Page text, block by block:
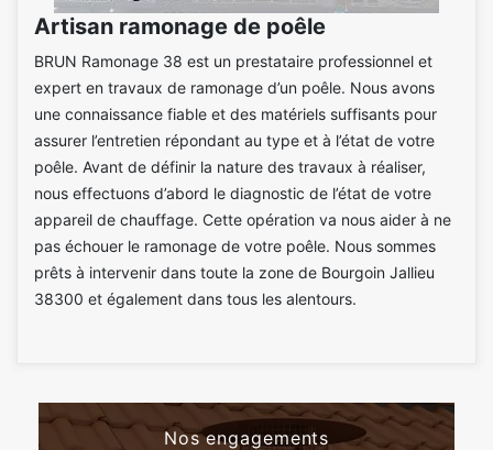
Artisan ramonage de poêle
BRUN Ramonage 38 est un prestataire professionnel et
expert en travaux de ramonage d’un poêle. Nous avons
une connaissance fiable et des matériels suffisants pour
assurer l’entretien répondant au type et à l’état de votre
poêle. Avant de définir la nature des travaux à réaliser,
nous effectuons d’abord le diagnostic de l’état de votre
appareil de chauffage. Cette opération va nous aider à ne
pas échouer le ramonage de votre poêle. Nous sommes
prêts à intervenir dans toute la zone de Bourgoin Jallieu
38300 et également dans tous les alentours.
Nos engagements